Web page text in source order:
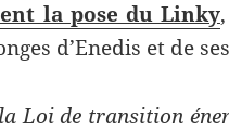
la pose du Linky
d’Enedis et de
Loi de transition